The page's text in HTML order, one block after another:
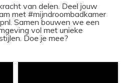
van delen. Deel jouw
met #mijndroombadkamer
Samen bouwen we een
vol met unieke
Doe je mee?